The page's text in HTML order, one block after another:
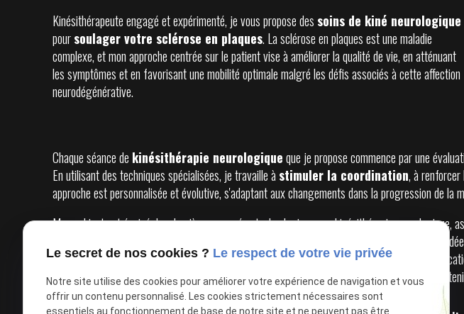
Kinésithérapeute engagé et expérimenté, je vous propose des soins de kiné neurologique
poursoulager votre sclérose en plaques. La sclérose en plaques est une maladie
complexe, et mon approche centrée sur le patient vise à améliorer la qualité de vie, en atténuant
les symptômes et en favorisant une mobilité optimale malgré les défis associés à cette affection
neurodégénérative.
Chaque séance de kinésithérapie neurologiqueque je propose commence par une
En utilisant des techniques spécialisées, je travaille à stimuler la coordination, à
approche est personnalisée et évolutive, s'adaptant aux changements dans la progression de la
Mon cabinet est équipé des dernières avancées technologiques en kinésithérapie neurologique,
constamment informé des nouvelles recherches et méthodes afin d'offrir des interventions
kinésithérapie neurologique à Chaumont-Gistoux, je joue un rôle actif dans
l'adaptation de l'environnement quotidien, et en encourageant des modes de vie sains pour
Le secret de nos cookies ? Le respect de votre vie privée
Notre site utilise des cookies pour améliorer votre expérience de navigation et vous
offrir un contenu personnalisé. Les cookies strictement nécessaires sont
essentiels au fonctionnement de base de notre site et ne peuvent pas être